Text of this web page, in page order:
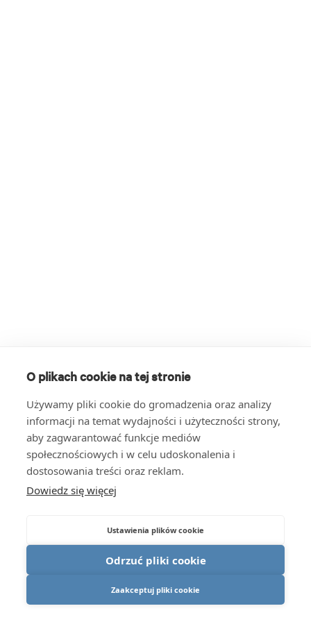
O plikach cookie na tej stronie
Używamy pliki cookie do gromadzenia oraz analizy
informacji na temat wydajności i użyteczności strony,
aby zagwarantować funkcje mediów
społecznościowych i w celu udoskonalenia i
dostosowania treści oraz reklam.
Dowiedz się więcej
Ustawienia plików cookie
Odrzuć pliki cookie
Zaakceptuj pliki cookie